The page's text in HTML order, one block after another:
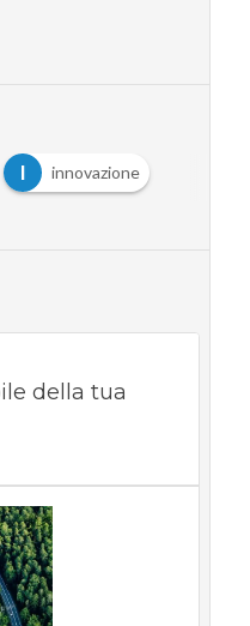
I innovazione
della tua